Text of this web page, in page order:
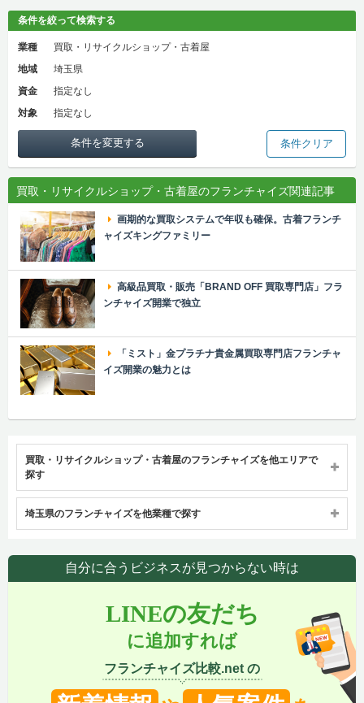
条件を絞って検索する
業種
買取・リサイクルショップ・古着屋
地域
埼玉県
資金
指定なし
対象
指定なし
条件を変更する 条件クリア
買取・リサイクルショップ・古着屋のフランチャイズ関連記事
画期的な買取システムで年収も確保。古着フランチ
ャイズキングファミリー
高級品買取・販売「BRAND OFF 買取専門店」フラ
ンチャイズ開業で独立
「ミスト」金プラチナ貴金属買取専門店フランチャ
イズ開業の魅力とは
買取・リサイクルショップ・古着屋のフランチャイズを他エリアで
探す
埼玉県のフランチャイズを他業種で探す
自分に合うビジネスが見つからない時は
LINEの友だち
に追加すれば
フランチャイズ比較.net の